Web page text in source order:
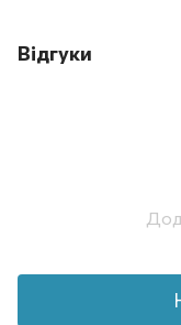
Відгуки